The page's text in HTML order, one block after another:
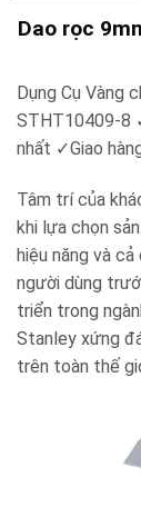
Dao rọc
Dụng Cụ Vàng
STHT10409-8
nhất ✓Giao
Tâm trí của
khi lựa chọn
hiệu năng và
người dùng
triển trong
Stanley xứng
trên toàn thế